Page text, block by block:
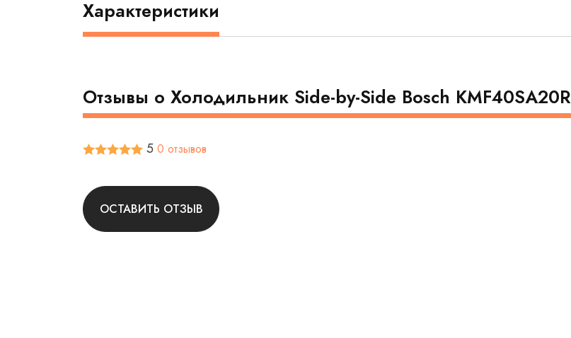
Характеристики
Отзывы о Холодильник Side-by-Side Bosch KMF40SA20R
5 0 отзывов
ОСТАВИТЬ ОТЗЫВ